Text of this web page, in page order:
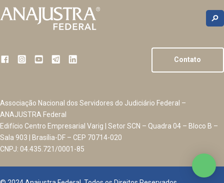
Contato
Associação Nacional dos Servidores do Judiciário Federal –
ANAJUSTRA Federal
Edifício Centro Empresarial Varig | Setor SCN – Quadra 04 – Bloco B –
Sala 903 | Brasília-DF – CEP 70714-020
CNPJ: 04.435.721/0001-85